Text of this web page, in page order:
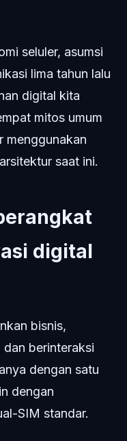
seluler, asumsi
lima tahun lalu
digital kita
mitos umum
menggunakan
saat ini.
digital
bisnis,
berinteraksi
dengan satu
dengan
SIM standar.